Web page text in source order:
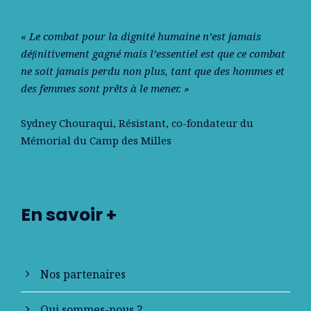
« Le combat pour la dignité humaine n’est jamais
déﬁnitivement gagné mais l’essentiel est que ce combat
ne soit jamais perdu non plus, tant que des hommes et
des femmes sont prêts à le mener. »
Sydney Chouraqui, Résistant, co-fondateur du
Mémorial du Camp des Milles
En savoir +
Nos partenaires